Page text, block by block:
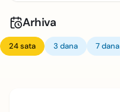
Arhiva
24 sata 3 dana 7 dana